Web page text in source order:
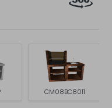
CM08BC8011